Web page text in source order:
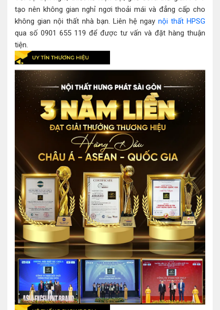
tạo nên không gian nghỉ ngơi thoải mái và đẳng cấp cho
không gian nội thất nhà bạn. Liên hệ ngay nội thất HPSG
qua số 0901 655 119 để được tư vấn và đặt hàng thuận
tiện.